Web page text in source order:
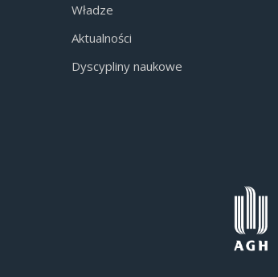
Władze
Aktualności
Dyscypliny naukowe